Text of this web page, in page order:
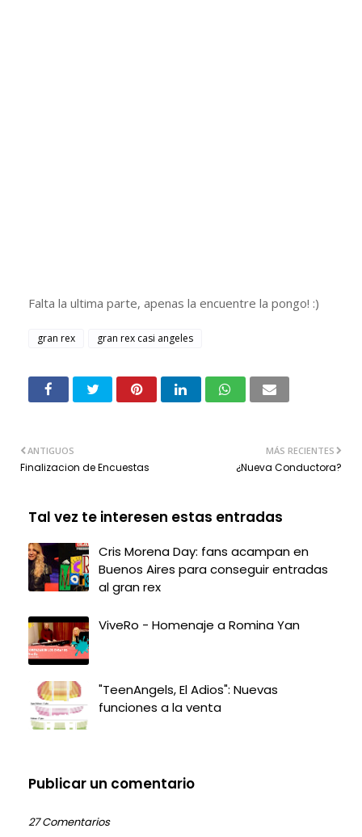
Falta la ultima parte, apenas la encuentre la pongo! :)
gran rex gran rex casi angeles
MÁS RECIENTES
¿Nueva Conductora?
ANTIGUOS
Finalizacion de Encuestas
Tal vez te interesen estas entradas
Cris Morena Day: fans acampan en
Buenos Aires para conseguir entradas
al gran rex
ViveRo - Homenaje a Romina Yan
"TeenAngels, El Adios": Nuevas
funciones a la venta
Publicar un comentario
27 Comentarios